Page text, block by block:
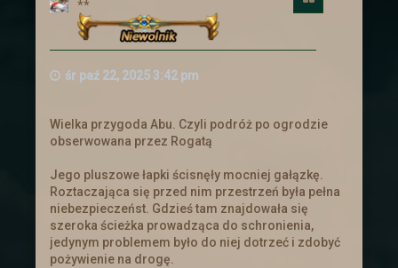
królestwa prośbę o pomoc. Ten
postanowił zebrać chętnych i wysłać ich
aby wsparli handlowego sojusznika.
Nowe ogłoszenia na
słupie
Zachęcamy do zajrzenia do zakładki z
zadaniami
**
śr paź 22, 2025 3:42 pm
Wielka przygoda Abu. Czyli podróż po ogrodzie
obserwowana przez Rogatą
Jego pluszowe łapki ścisnęły mocniej gałązkę.
Roztaczająca się przed nim przestrzeń była pełna
niebezpieczeńst. Gdzieś tam znajdowała się
szeroka ścieżka prowadząca do schronienia,
jedynym problemem było do niej dotrzeć i zdobyć
pożywienie na drogę.